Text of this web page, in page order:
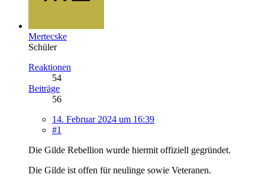
Mertecske
Schüler
Reaktionen
54
Beiträge
56
14. Februar 2024 um 16:39
#1
Die Gilde Rebellion wurde hiermit offiziell gegründet.
Die Gilde ist offen für neulinge sowie Veteranen.